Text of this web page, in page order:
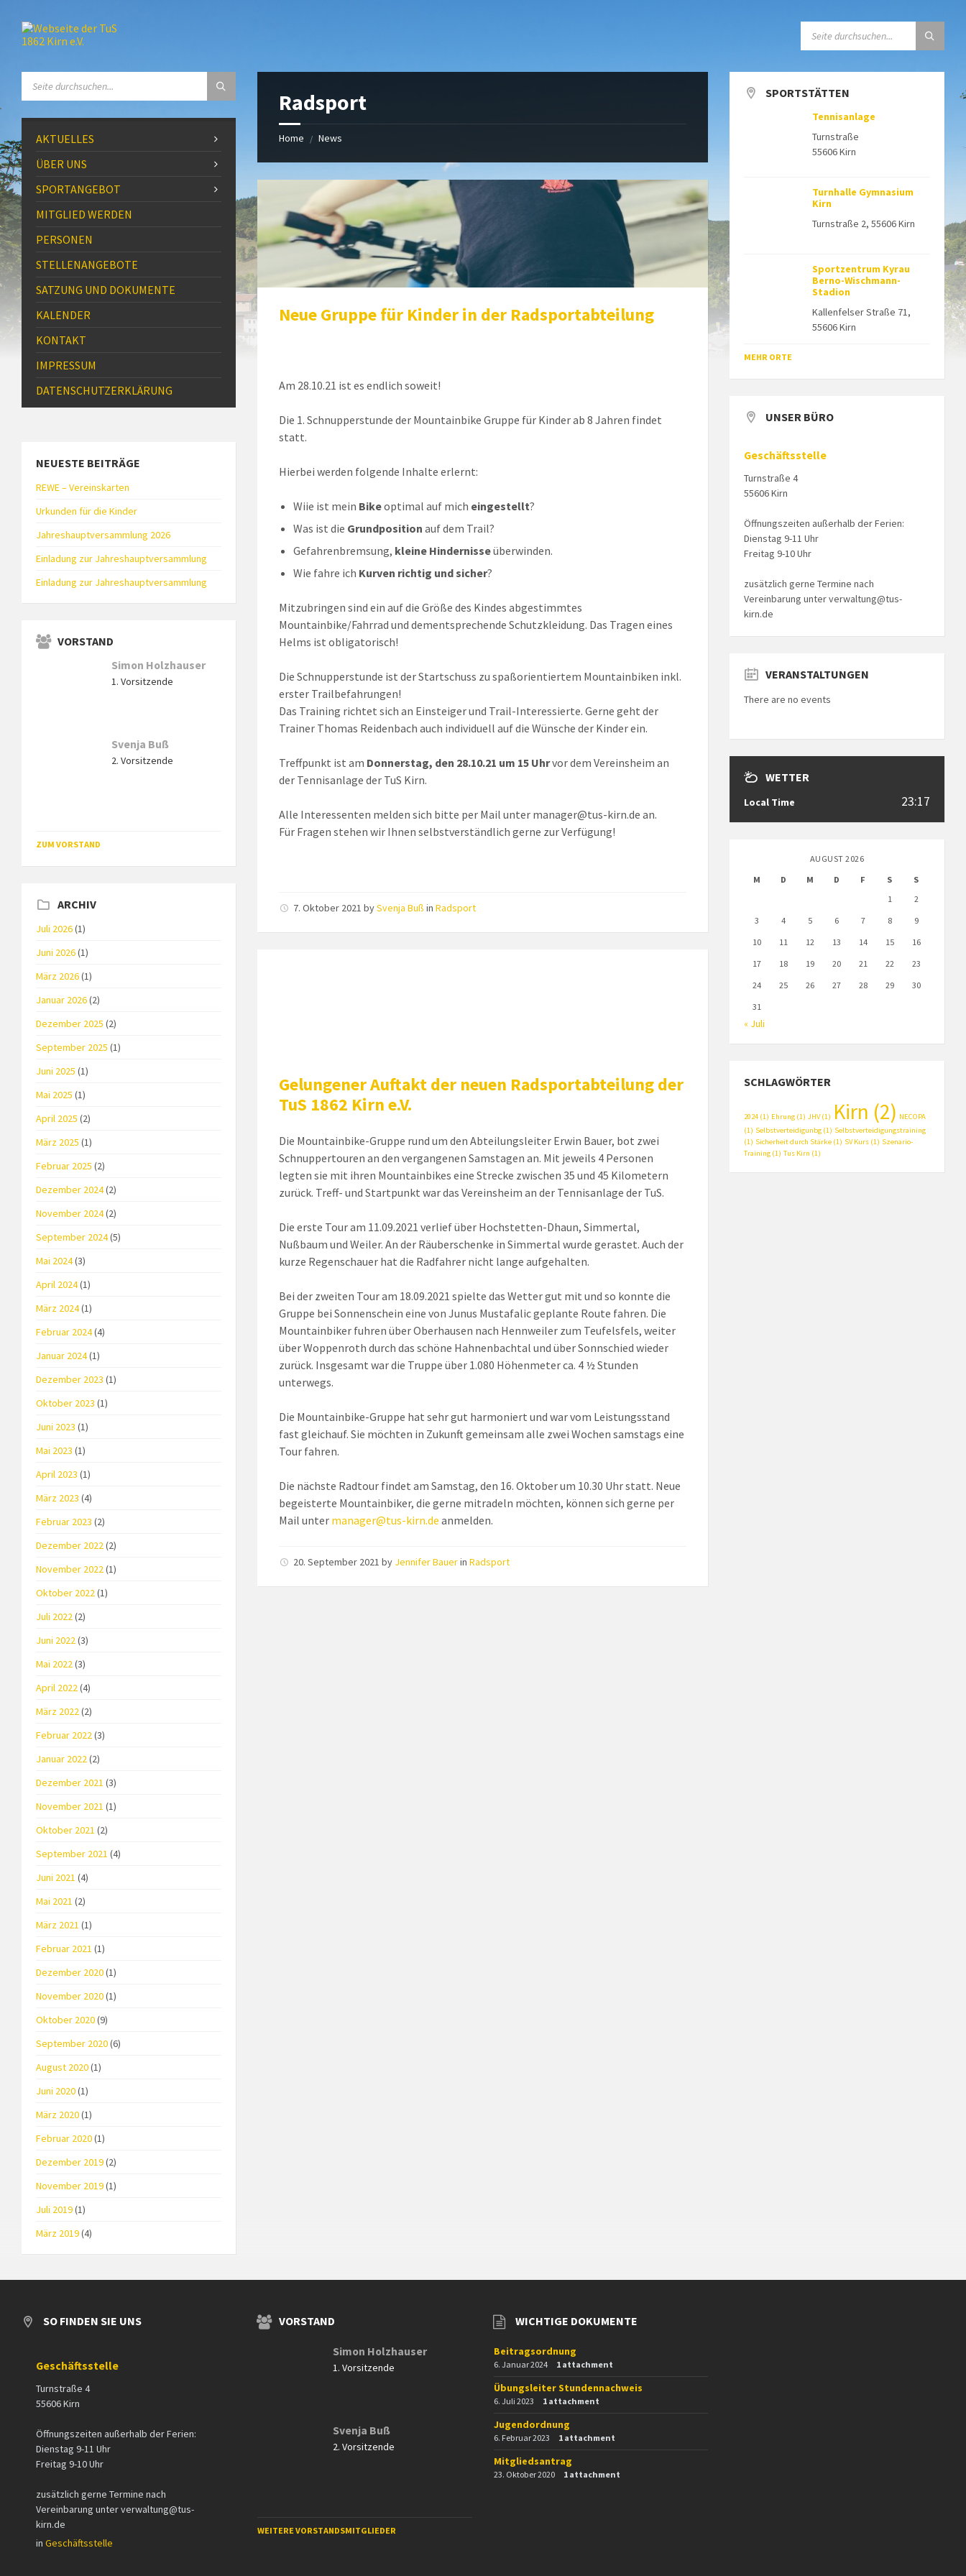
content
sidebar
right
sidebar
footer
Radsport
Home / News
Neue Gruppe für Kinder in der Radsportabteilung
Am 28.10.21 ist es endlich soweit!
Die 1. Schnupperstunde der Mountainbike Gruppe für Kinder ab 8 Jahren findet
statt.
Hierbei werden folgende Inhalte erlernt:
Wiie ist mein Bikeoptimal auf mich eingestellt?
Was ist die Grundposition auf dem Trail?
Gefahrenbremsung, kleine Hindernisseüberwinden.
Wie fahre ich Kurven richtig und sicher?
Mitzubringen sind ein auf die Größe des Kindes abgestimmtes
Mountainbike/Fahrrad und dementsprechende Schutzkleidung. Das Tragen eines
Helms ist obligatorisch!
Die Schnupperstunde ist der Startschuss zu spaßorientiertem Mountainbiken inkl.
erster Trailbefahrungen!
Das Training richtet sich an Einsteiger und Trail-Interessierte. Gerne geht der
Trainer Thomas Reidenbach auch individuell auf die Wünsche der Kinder ein.
Treffpunkt ist am Donnerstag, den 28.10.21 um 15 Uhrvor dem Vereinsheim an
der Tennisanlage der TuS Kirn.
Alle Interessenten melden sich bitte per Mail unter manager@tus-kirn.de an.
Für Fragen stehen wir Ihnen selbstverständlich gerne zur Verfügung!
7. Oktober 2021bySvenja Buß inRadsport
Gelungener Auftakt der neuen Radsportabteilung der
TuS 1862 Kirn e.V.
Die Mountainbike-Gruppe rund um den Abteilungsleiter Erwin Bauer, bot zwei
Schnuppertouren an den vergangenen Samstagen an. Mit jeweils 4 Personen
legten sie mit ihren Mountainbikes eine Strecke zwischen 35 und 45 Kilometern
zurück. Treff- und Startpunkt war das Vereinsheim an der Tennisanlage der TuS.
Die erste Tour am 11.09.2021 verlief über Hochstetten-Dhaun, Simmertal,
Nußbaum und Weiler. An der Räuberschenke in Simmertal wurde gerastet. Auch der
kurze Regenschauer hat die Radfahrer nicht lange aufgehalten.
Bei der zweiten Tour am 18.09.2021 spielte das Wetter gut mit und so konnte die
Gruppe bei Sonnenschein eine von Junus Mustafalic geplante Route fahren. Die
Mountainbiker fuhren über Oberhausen nach Hennweiler zum Teufelsfels, weiter
über Woppenroth durch das schöne Hahnenbachtal und über Sonnschied wieder
zurück. Insgesamt war die Truppe über 1.080 Höhenmeter ca. 4 ½ Stunden
unterwegs.
Die Mountainbike-Gruppe hat sehr gut harmoniert und war vom Leistungsstand
fast gleichauf. Sie möchten in Zukunft gemeinsam alle zwei Wochen samstags eine
Tour fahren.
Die nächste Radtour findet am Samstag, den 16. Oktober um 10.30 Uhr statt. Neue
begeisterte Mountainbiker, die gerne mitradeln möchten, können sich gerne per
Mail unter manager@tus-kirn.de anmelden.
20. September 2021by Jennifer BauerinRadsport
AKTUELLES
ÜBER UNS
SPORTANGEBOT
MITGLIED WERDEN
PERSONEN
STELLENANGEBOTE
SATZUNG UND DOKUMENTE
KALENDER
KONTAKT
IMPRESSUM
DATENSCHUTZ­ERKLÄRUNG
NEUESTE BEITRÄGE
REWE – Vereinskarten
Urkunden für die Kinder
Jahreshauptversammlung 2026
Einladung zur Jahreshauptversammlung
Einladung zur Jahreshauptversammlung
VORSTAND
Simon Holzhauser
1. Vorsitzende
Svenja Buß
2. Vorsitzende
ZUM VORSTAND
ARCHIV
Juli 2026(1)
Juni 2026(1)
März 2026(1)
Januar 2026(2)
Dezember 2025 (2)
September 2025 (1)
Juni 2025 (1)
Mai 2025 (1)
April 2025 (2)
März 2025 (1)
Februar 2025 (2)
Dezember 2024(2)
November 2024(2)
September 2024(5)
Mai 2024(3)
April 2024(1)
März 2024(1)
Februar 2024(4)
Januar 2024(1)
Dezember 2023 (1)
Oktober 2023 (1)
Juni 2023 (1)
Mai 2023 (1)
April 2023 (1)
März 2023 (4)
Februar 2023 (2)
Dezember 2022(2)
November 2022(1)
Oktober 2022(1)
Juli 2022(2)
Juni 2022(3)
Mai 2022(3)
April 2022(4)
März 2022(2)
Februar 2022(3)
Januar 2022(2)
Dezember 2021 (3)
November 2021 (1)
Oktober 2021 (2)
September 2021 (4)
Juni 2021 (4)
Mai 2021 (2)
März 2021 (1)
Februar 2021 (1)
Dezember 2020(1)
November 2020(1)
Oktober 2020(9)
September 2020(6)
August 2020(1)
Juni 2020(1)
März 2020(1)
Februar 2020(1)
Dezember 2019(2)
November 2019(1)
Juli 2019(1)
März 2019(4)
SPORTSTÄTTEN
Tennisanlage
Turnstraße
55606 Kirn
Turnhalle Gymnasium
Kirn
Turnstraße 2, 55606 Kirn
Sportzentrum Kyrau
Berno-Wischmann-
Stadion
Kallenfelser Straße 71,
55606 Kirn
MEHR ORTE
UNSER BÜRO
Geschäftsstelle
Turnstraße 4
55606 Kirn
Öffnungszeiten außerhalb der Ferien:
Dienstag 9-11 Uhr
Freitag 9-10 Uhr
zusätzlich gerne Termine nach
Vereinbarung unter verwaltung@tus-
kirn.de
VERANSTALTUNGEN
There are no events
WETTER
Local Time 23:17
AUGUST 2026
M
D M D F S
S
1
2
3
4 5 6 7 8
9
10
11 12 13 14 15
16
17
18 19 20 21 22
23
24
25 26 27 28 29
30
31
« Juli
SCHLAGWÖRTER
2024 (1) Ehrung (1) JHV(1) Kirn (2) NECOPA
(1) Selbstverteidigunbg (1) Selbstverteidigungstraining
(1) Sicherheit durch Stärke (1) SV Kurs (1) Szenario-
Training (1) Tus Kirn (1)
SO FINDEN SIE UNS
Geschäftsstelle
Turnstraße 4
55606 Kirn
Öffnungszeiten außerhalb der Ferien:
Dienstag 9-11 Uhr
Freitag 9-10 Uhr
zusätzlich gerne Termine nach
Vereinbarung unter verwaltung@tus-
kirn.de
in Geschäftsstelle
VORSTAND
Simon Holzhauser
1. Vorsitzende
Svenja Buß
2. Vorsitzende
WEITERE VORSTANDSMITGLIEDER
WICHTIGE DOKUMENTE
Beitragsordnung
6. Januar 2024 1 attachment
Übungsleiter Stundennachweis
6. Juli 2023 1 attachment
Jugendordnung
6. Februar 2023 1 attachment
Mitgliedsantrag
23. Oktober 2020 1 attachment